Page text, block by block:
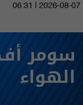
06:31 | 2026-08-07
سومر
الهواء